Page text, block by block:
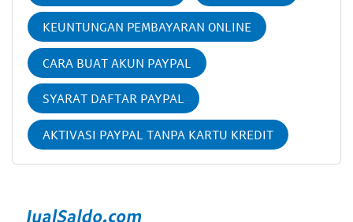
KEUNTUNGAN PEMBAYARAN ONLINE
CARA BUAT AKUN PAYPAL
SYARAT DAFTAR PAYPAL
AKTIVASI PAYPAL TANPA KARTU KREDIT